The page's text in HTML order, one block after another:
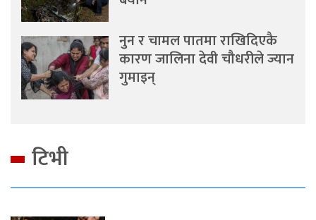
नुन र चामल पातमा राखिदिएकै
कारण जालिना देवी चौधरीले ज्यान
गुमाइन्
टिभी